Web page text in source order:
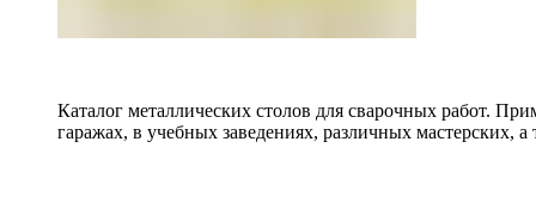
Каталог металлических столов для сварочных работ.
гаражах, в учебных заведениях, различных мастерских, а